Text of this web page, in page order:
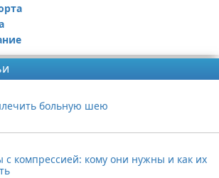
больную шею
компрессией: кому они нужны и как их